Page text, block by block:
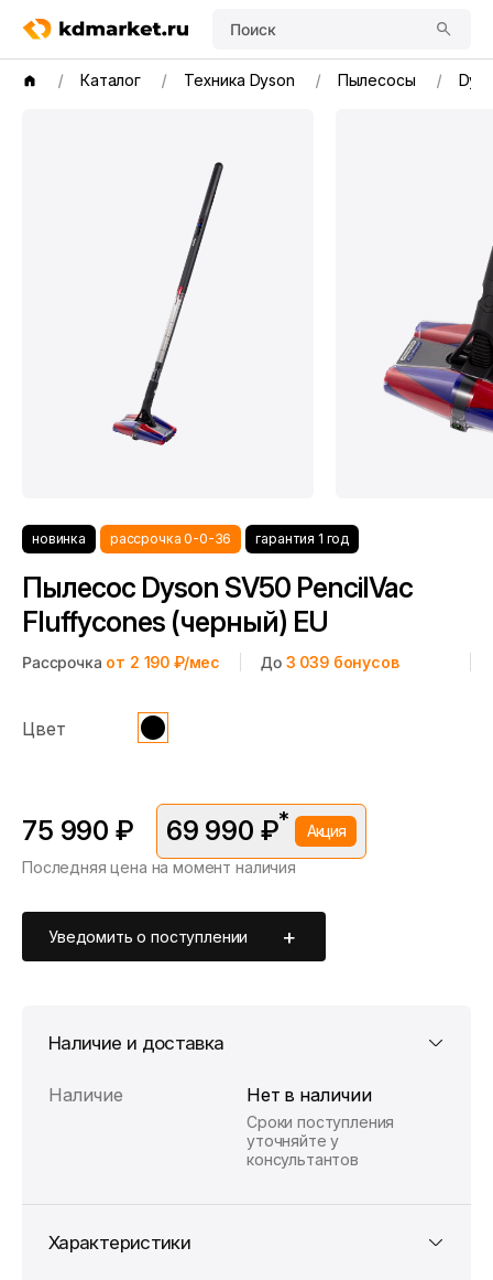
Поиск
Каталог Техника Dyson Пылесосы
новинка рассрочка 0-0-36 гарантия 1 год
Пылесос Dyson SV50 PencilVac
Fluffycones (черный) EU
Рассрочка от 2 190 ₽/мес До 3 039бонусов
Цвет
75 990 ₽ 69 990 ₽* Акция
*Скидка предоставляется в рамках временной акции.
Последняя цена на момент наличия
Уведомить о поступлении
Наличие и доставка
Наличие Нет в наличии
Сроки поступления
уточняйте у
консультантов
Характеристики